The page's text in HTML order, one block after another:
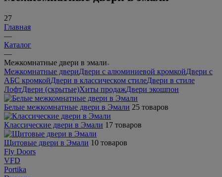
27
Главная
—
Каталог
—
Межкомнатные двери в эмали
Межкомнатные двериДвери с алюминиевой кромкойДвери с
АБС кромкойДвери в классическом стилеДвери в стиле
ЛофтДвери (скрытые)Хиты продажДвери экошпон
Белые межкомнатные двери в Эмали 25 товаров
Классические двери в Эмали 17 товаров
Щитовые двери в Эмали 10 товаров
Fly Doors
VFD
Portika